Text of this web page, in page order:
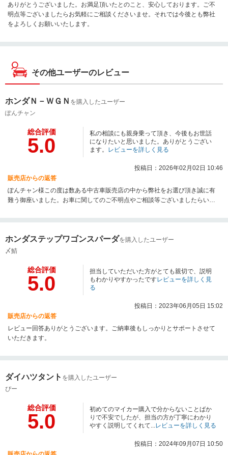
ありがとうございました。お満足頂いたとのこと、安心しております。ご不
明点等ございましたらお気軽にご相談くださいませ。それでは今後とも弊社
をよろしくお願いいたします。
その他ユーザーのレビュー
ホンダＮ－ＷＧＮ を購入したユーザー
ぽんチャン
総合評価
5.0
私の相談にも親身乗って頂き、今後もお世話
になりたいと思いました。ありがとうござい
ます。 レビューを詳しく見る
投稿日：2026年02月02日 10:46
販売店からの返答
ぽんチャン様この度は数ある中古車販売店の中から弊社をお選び頂き誠に有
難う御座いました。お車に関してのご不明点やご相談等ございましたらいつ
し上げます。
ホンダステップワゴンスパーダを購入したユーザー
〆鯖
総合評価
5.0
担当していただいた方がとても親切で、説明
もわかりやすかったですレビューを詳しく見
る
投稿日：2023年06月05日 15:02
販売店からの返答
レビュー回答ありがとうございます。ご納車後もしっかりとサポートさせて
いただきます。
ダイハツタント を購入したユーザー
ぴー
総合評価
5.0
初めてのマイカー購入で分からないことばか
りで不安でしたが、担当の方が丁寧にわかり
やすく説明してくれて... レビューを詳しく見る
投稿日：2024年09月07日 10:50